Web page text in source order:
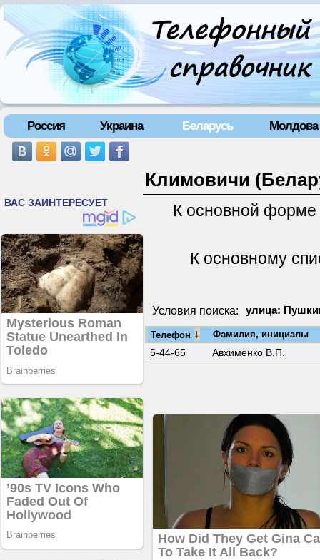
Россия Украина Беларусь Молдова
Климовичи
К основной форме
К основному
Условия поиска: улица:
Телефон ↓ Фамилия, инициалы
5-44-65 Авхименко В.П.